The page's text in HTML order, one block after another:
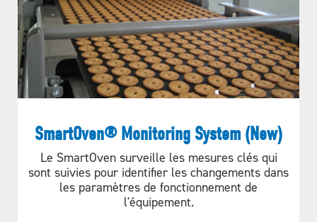
SmartOven® Monitoring System (New)
Le SmartOven surveille les mesures clés qui
sont suivies pour identifier les changements dans
les paramètres de fonctionnement de
l'équipement.